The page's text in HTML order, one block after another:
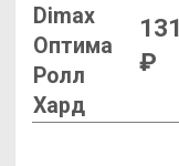
Dimax
Оптима
Ролл
Хард
₽